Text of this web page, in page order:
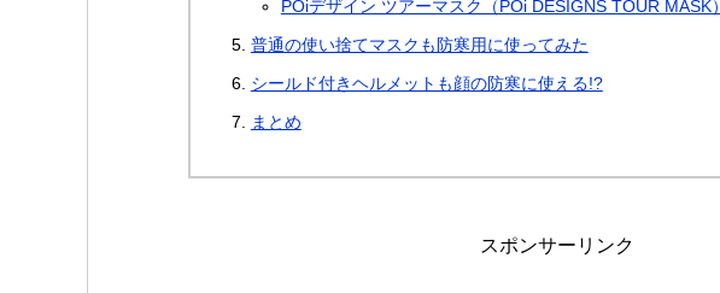
POiデザイン ツアーマスク（POi DESIGNS TOUR MASK）
普通の使い捨てマスクも防寒用に使ってみた
シールド付きヘルメットも顔の防寒に使える!?
まとめ
スポンサーリンク